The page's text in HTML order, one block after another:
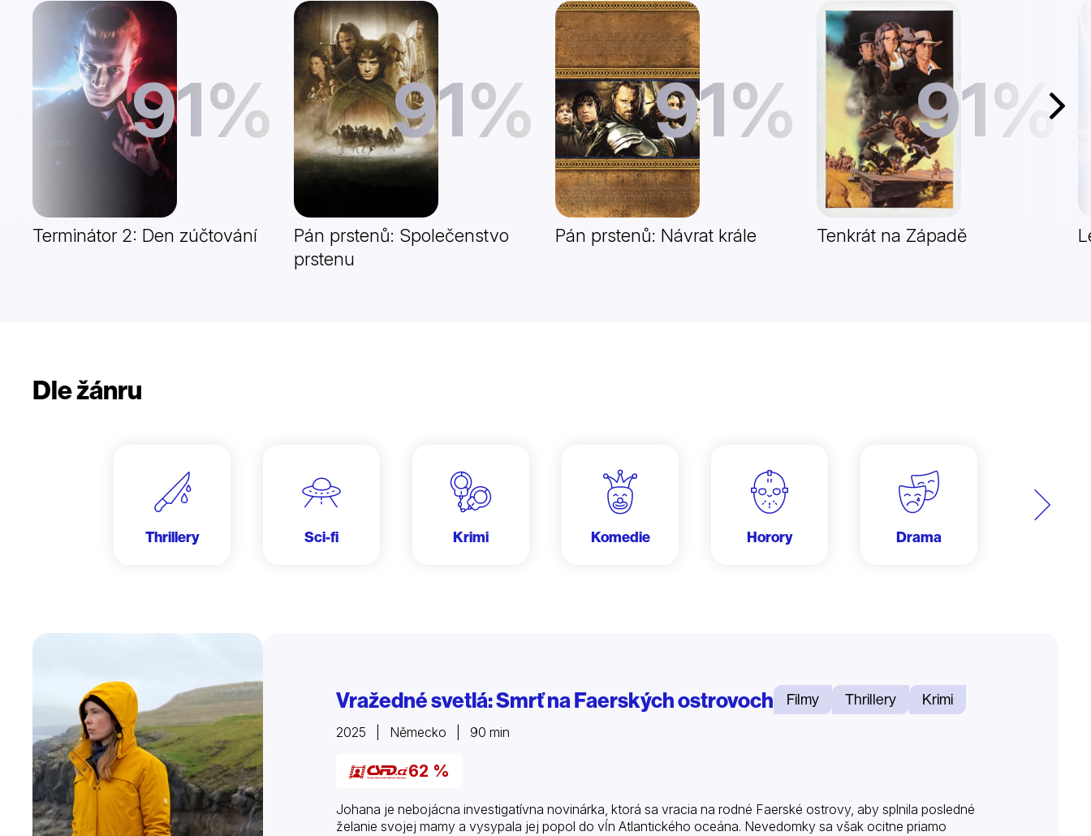
Další
91%
Terminátor 2: Den zúčtování
91%
Pán prstenů: Společenstvo
prstenu
91%
Pán prstenů: Návrat krále
91%
Tenkrát na Západě
Dle žánru
Další
Thrillery
Sci-fi Krimi Komedie Horory Drama
Vražedné svetlá: Smrť na Faerských ostrovoch Filmy Thrillery Krimi
2025 | Německo | 90 min
62 %
Johana je nebojácna investigatívna novinárka, ktorá sa vracia na rodné Faerské ostrovy, aby splnila posledné
želanie svojej mamy a vysypala jej popol do vĺn Atlantického oceána. Nevedomky sa však ocitne priamo